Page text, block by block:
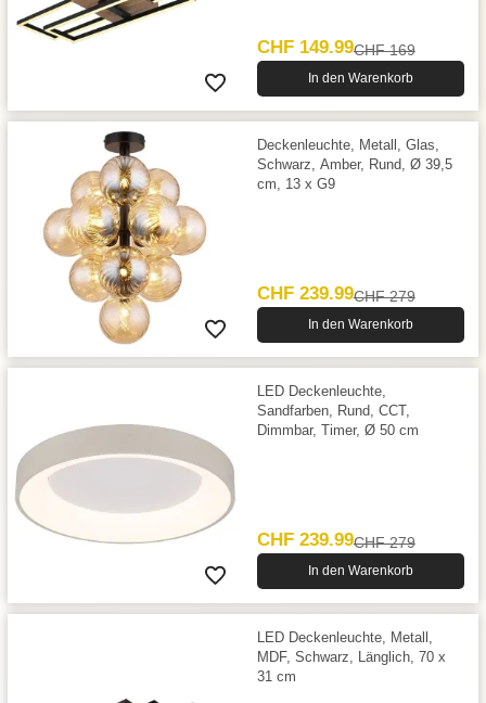
CHF 149.99CHF 169
In den Warenkorb
Deckenleuchte, Metall, Glas,
Schwarz, Amber, Rund, Ø 39,5
cm, 13 x G9
CHF 239.99CHF 279
In den Warenkorb
LED Deckenleuchte,
Sandfarben, Rund, CCT,
Dimmbar, Timer, Ø 50 cm
CHF 239.99CHF 279
In den Warenkorb
LED Deckenleuchte, Metall,
MDF, Schwarz, Länglich, 70 x
31 cm